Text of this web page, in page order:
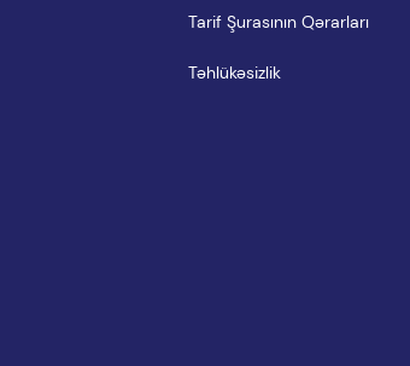
Tarif Şurasının Qərarları
Təhlükəsizlik